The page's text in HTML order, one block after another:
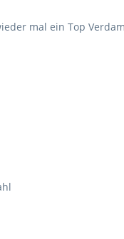
mal ein Top